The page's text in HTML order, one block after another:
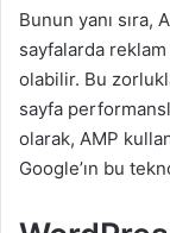
Bunun yanı sıra,
sayfalarda
olabilir. Bu
sayfa
olarak, AMP
Google’ın bu